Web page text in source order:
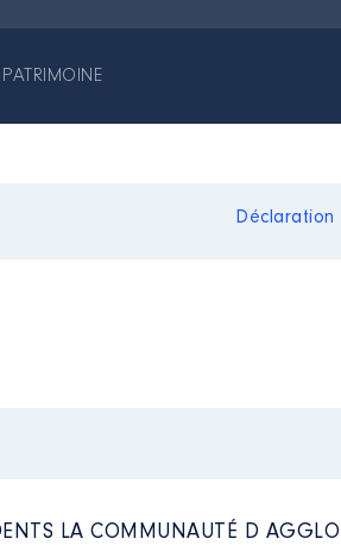
PATRIMOINE
LA COMMUNAUTÉ D